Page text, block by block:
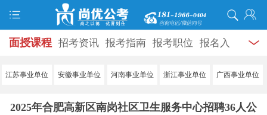
面授课程 招考资讯 报考指南 报考职位 报名入
口 打准考证 成绩查询 面试公告 录用公示 辅导
江苏事业单位 安徽事业单位 河南事业单位 浙江事业单位 广西事业单位
2025年合肥高新区南岗社区卫生服务中心招聘36人公